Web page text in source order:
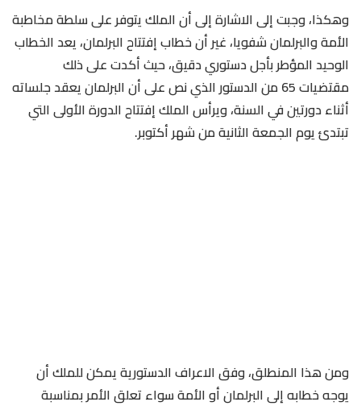
وهكذا، وجبت إلى الاشارة إلى أن الملك يتوفر على سلطة مخاطبة
الأمة والبرلمان شفويا، غير أن خطاب إفتتاح البرلمان، يعد الخطاب
الوحيد المؤطر بأجل دستوري دقيق، حيث أكدت على ذلك
مقتضيات 65 من الدستور الذي نص على أن البرلمان يعقد جلساته
أثناء دورتين في السنة، ويرأس الملك إفتتاح الدورة الأولى التي
تبتدئ يوم الجمعة الثانية من شهر أكتوبر.
ومن هذا المنطلق، وفق الاعراف الدستورية يمكن للملك أن
يوجه خطابه إلى البرلمان أو الأمة سواء تعلق الأمر بمناسبة